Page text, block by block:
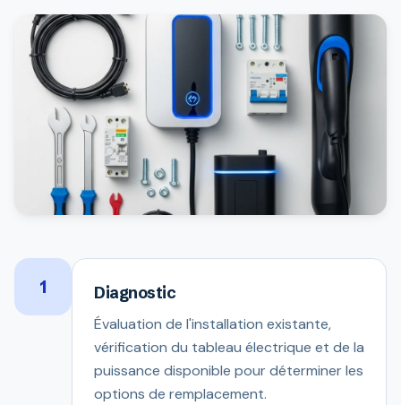
1 Diagnostic
Évaluation de l'installation existante,
vérification du tableau électrique et de la
puissance disponible pour déterminer les
options de remplacement.